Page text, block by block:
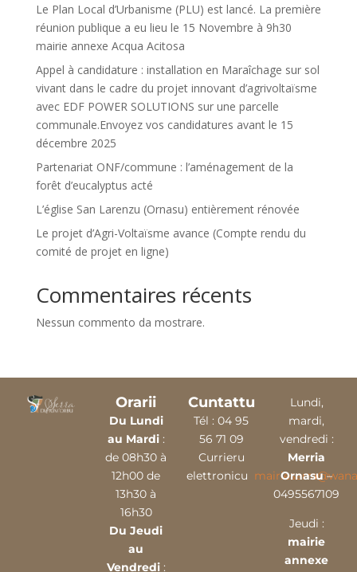
Le Plan Local d’Urbanisme (PLU) est lancé. La première
réunion publique a eu lieu le 15 Novembre à 9h30
mairie annexe Acqua Acitosa
Appel à candidature : installation en Maraîchage sur sol
vivant dans le cadre du projet innovant d’agrivoltaïsme
avec EDF POWER SOLUTIONS sur une parcelle
communale.Envoyez vos candidatures avant le 15
décembre 2025
Partenariat ONF/commune : l’aménagement de la
forêt d’eucalyptus acté
L’église San Larenzu (Ornasu) entièrement rénovée
Le projet d’Agri-Voltaïsme avance (Compte rendu du
comité de projet en ligne)
Commentaires récents
Nessun commento da mostrare.
Orarii
Du Lundi
au Mardi:
de 08h30 à
12h00 de
13h30 à
16h30
Du Jeudi
au
Vendredi:
Cuntattu
Tél : 04 95
56 71 09
Currieru
elettronicu
Lundi,
mardi,
vendredi :
Merria
Ornasu–
0495567109
Jeudi :
mairie
annexe